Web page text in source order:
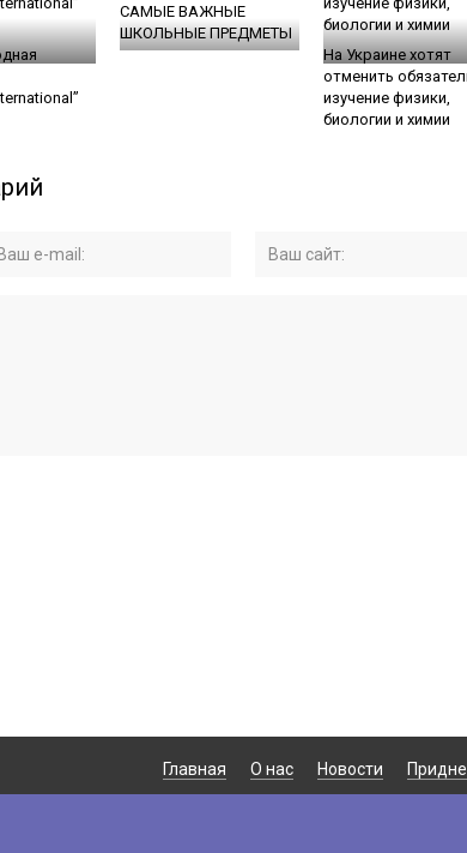
САМЫЕ ВАЖНЫЕ
ШКОЛЬНЫЕ ПРЕДМЕТЫ
На Украине хотят
отменить
изучение физики,
биологии и химии
Главная О нас Новости